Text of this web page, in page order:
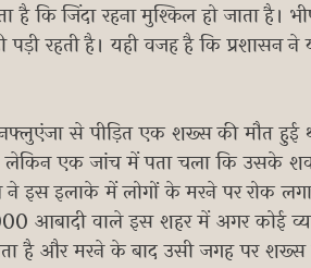
कि जिंदा रहना मुश्किल हो जाता है।
रहती है। यही वजह है कि प्रशासन ने
से पीड़ित एक शख्स की मौत हुई
लेकिन एक जांच में पता चला कि उसके
इस इलाके में लोगों के मरने पर रोक
आबादी वाले इस शहर में अगर कोई
है और मरने के बाद उसी जगह पर